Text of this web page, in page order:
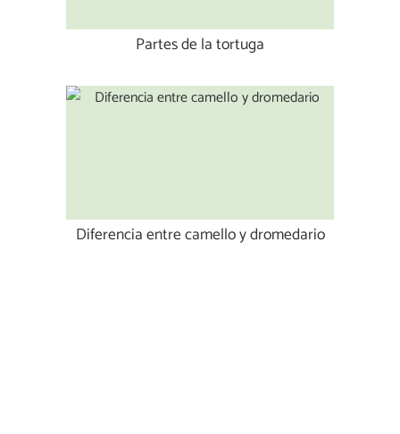
Partes de la tortuga
Diferencia entre camello y dromedario